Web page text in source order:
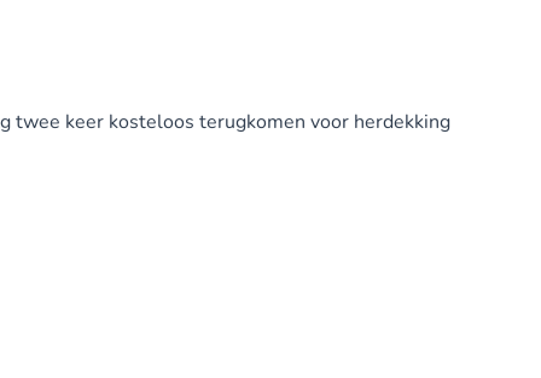
twee keer kosteloos terugkomen voor herdekking